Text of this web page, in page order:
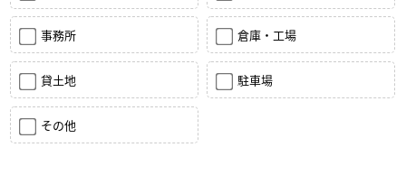
事務所 倉庫・工場
貸土地 駐車場
その他